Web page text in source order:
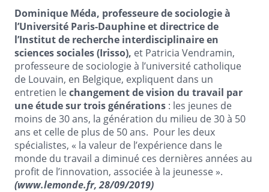
Dominique Méda, professeure de sociologie à
l’Université Paris-Dauphine et directrice de
l’Institut de recherche interdisciplinaire en
sciences sociales (Irisso), et Patricia Vendramin,
professeure de sociologie à l’université catholique
de Louvain, en Belgique, expliquent dans un
entretien lechangement de vision du travail par
une étude sur trois générations : les jeunes de
moins de 30 ans, la génération du milieu de 30 à 50
ans et celle de plus de 50 ans. Pour les deux
spécialistes, « la valeur de l’expérience dans le
monde du travail a diminué ces dernières années au
profit de l’innovation, associée à la jeunesse ».
(www.lemonde.fr, 28/09/2019)